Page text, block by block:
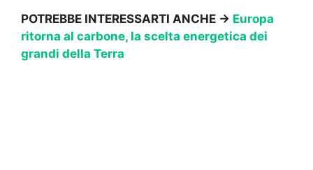
POTREBBE INTERESSARTI ANCHE → Europa
ritorna al carbone, la scelta energetica dei
grandi della Terra